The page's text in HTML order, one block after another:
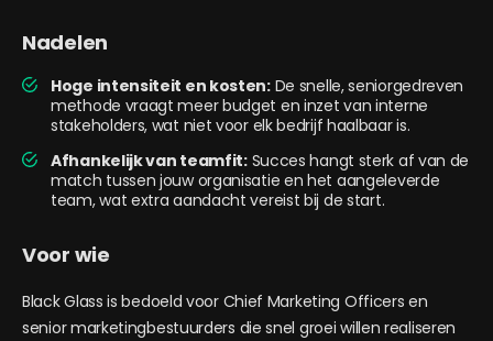
Nadelen
Hoge intensiteit en kosten:De snelle, seniorgedreven
methode vraagt meer budget en inzet van interne
stakeholders, wat niet voor elk bedrijf haalbaar is.
Afhankelijk van teamfit:Succes hangt sterk af van de
match tussen jouw organisatie en het aangeleverde
team, wat extra aandacht vereist bij de start.
Voor wie
Black Glass is bedoeld voor Chief Marketing Officers en
senior marketingbestuurders die snel groei willen realiseren